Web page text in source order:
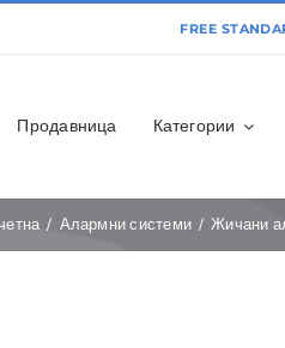
Продавница Категории
Алармни системи Жичани